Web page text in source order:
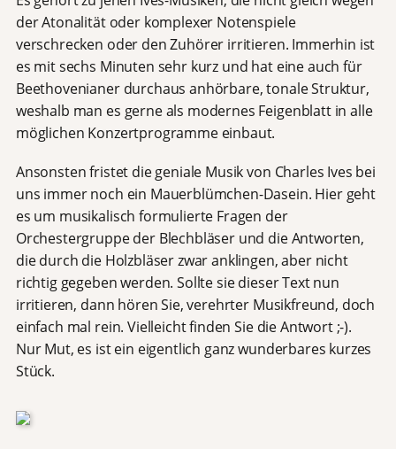
der Atonalität oder komplexer Notenspiele
verschrecken oder den Zuhörer irritieren. Immerhin ist
es mit sechs Minuten sehr kurz und hat eine auch für
Beethovenianer durchaus anhörbare, tonale Struktur,
weshalb man es gerne als modernes Feigenblatt in alle
möglichen Konzertprogramme einbaut.
Ansonsten fristet die geniale Musik von Charles Ives bei
uns immer noch ein Mauerblümchen-Dasein. Hier geht
es um musikalisch formulierte Fragen der
Orchestergruppe der Blechbläser und die Antworten,
die durch die Holzbläser zwar anklingen, aber nicht
richtig gegeben werden. Sollte sie dieser Text nun
irritieren, dann hören Sie, verehrter Musikfreund, doch
einfach mal rein. Vielleicht finden Sie die Antwort ;-).
Nur Mut, es ist ein eigentlich ganz wunderbares kurzes
Stück.